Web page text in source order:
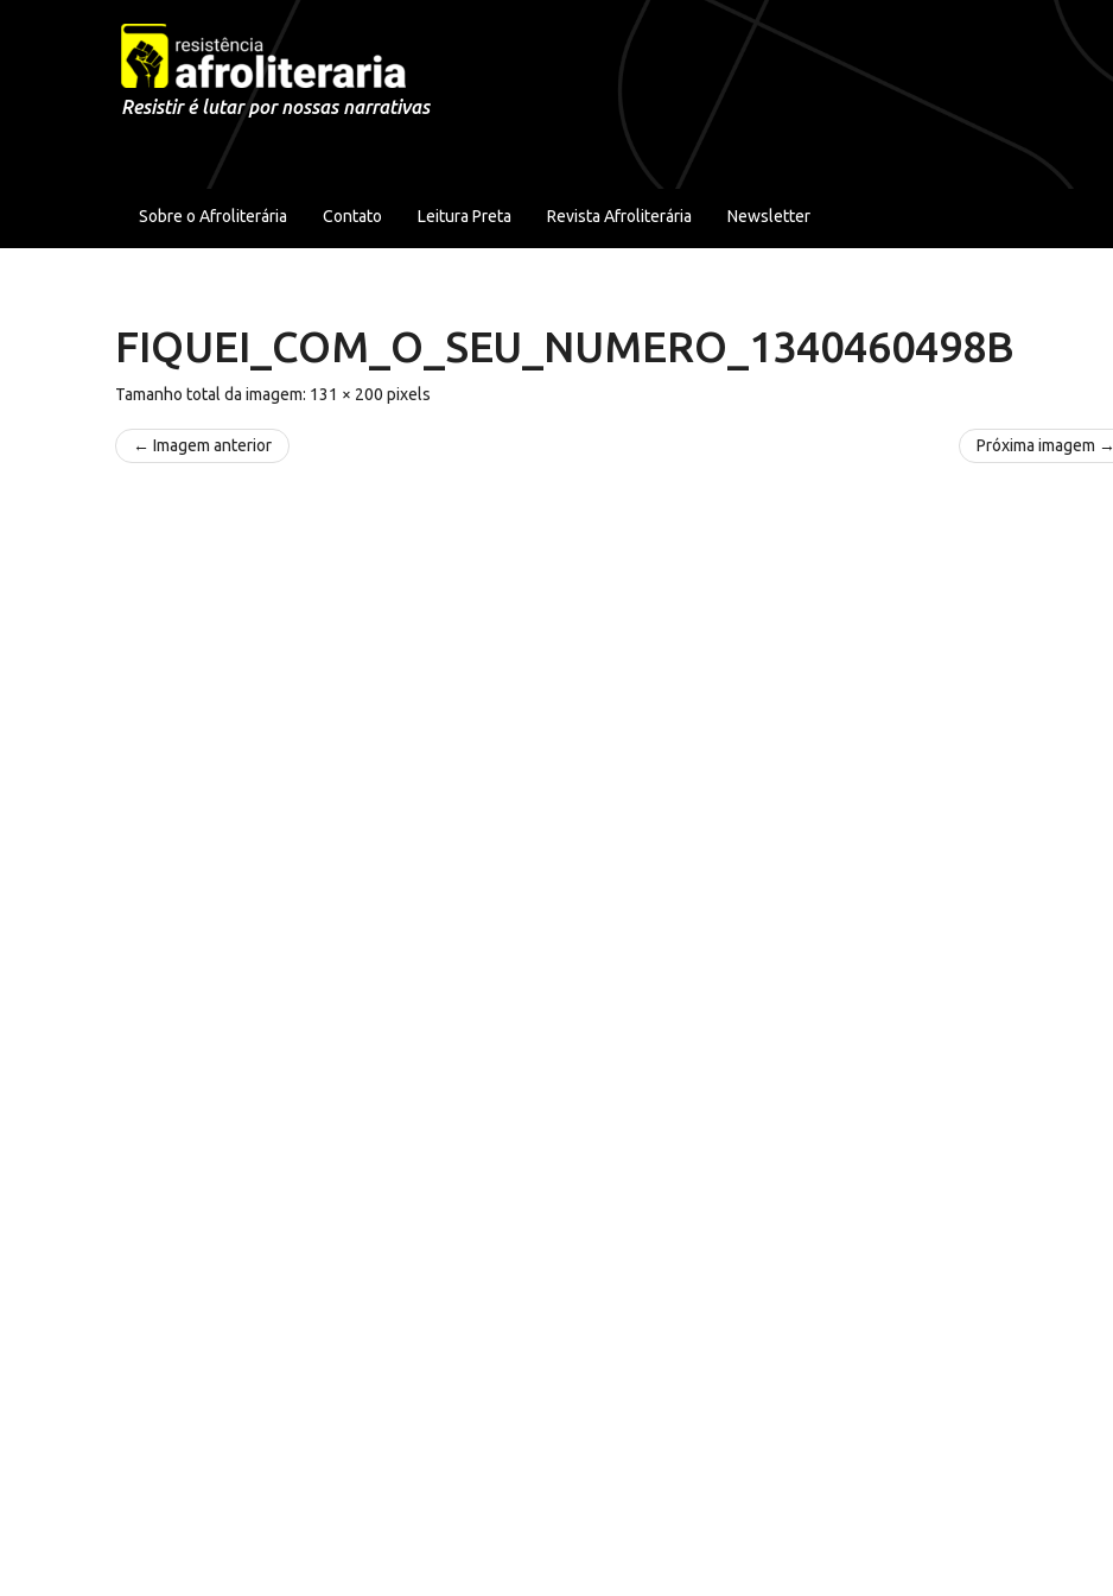
Pular para o conteúdo
Resistir é lutar por nossas narrativas
Sobre o Afroliterária Contato Leitura Preta Revista Afroliterária Newsletter
FIQUEI_COM_O_SEU_NUMERO_1340460498B
Tamanho total da imagem: 131 × 200 pixels
← Imagem anterior Próxima imagem →